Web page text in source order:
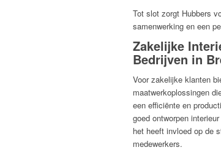
Tot slot zorgt Hubbers
samenwerking en een
Zakelijke
Bedrijven in
Voor zakelijke klanten
maatwerkoplossingen
een efficiënte en
goed ontworpen
het heeft invloed op de
medewerkers.